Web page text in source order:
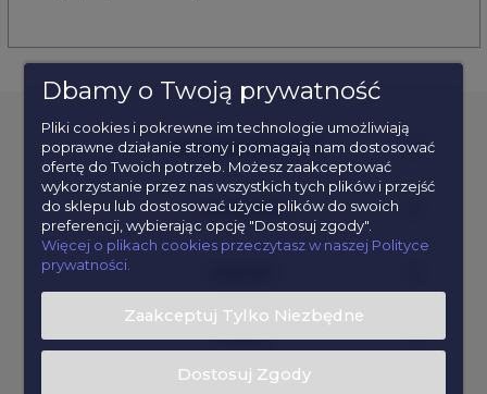
POPULARNE KATEGORIE
INFORMACJE
Dbamy o Twoją prywatność
Pliki cookies i pokrewne im technologie umożliwiają
poprawne działanie strony i pomagają nam dostosować
ofertę do Twoich potrzeb. Możesz zaakceptować
wykorzystanie przez nas wszystkich tych plików i przejść
do sklepu lub dostosować użycie plików do swoich
preferencji, wybierając opcję "Dostosuj zgody".
Więcej o plikach cookies przeczytasz w naszej Polityce
prywatności.
Zaakceptuj Tylko Niezbędne
Dostosuj Zgody